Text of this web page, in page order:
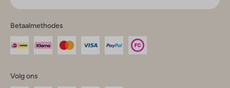
Betaalmethodes
Volg ons